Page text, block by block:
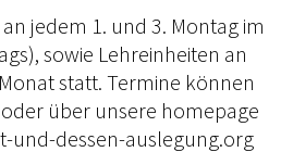
jedem 1. und 3. Montag im
sowie Lehreinheiten an
statt. Termine können
über unsere homepage
und-dessen-auslegung.org